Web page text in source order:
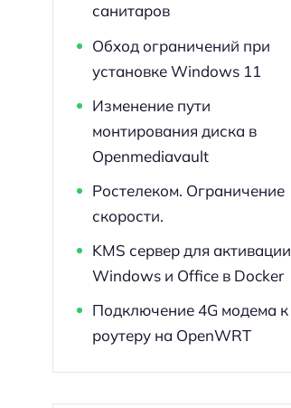
санитаров
Обход ограничений при
установке Windows 11
Изменение пути
монтирования диска в
Openmediavault
Ростелеком. Ограничение
скорости.
KMS сервер для активации
Windows и Office в Docker
Подключение 4G модема к
роутеру на OpenWRT